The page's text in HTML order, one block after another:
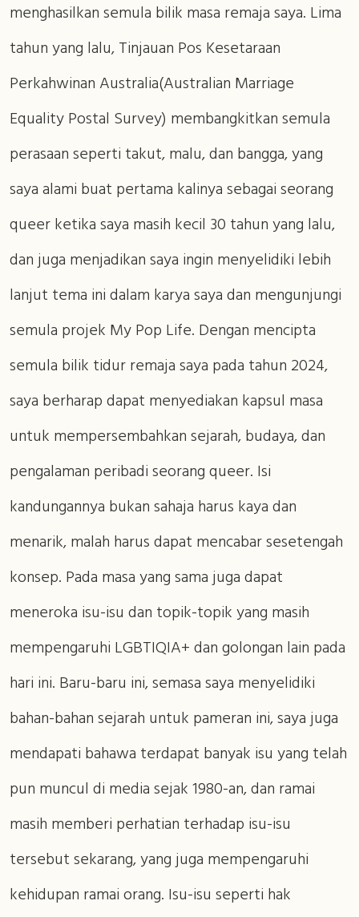
menghasilkan semula bilik masa remaja saya. Lima
tahun yang lalu, Tinjauan Pos Kesetaraan
Perkahwinan Australia(Australian Marriage
Equality Postal Survey) membangkitkan semula
perasaan seperti takut, malu, dan bangga, yang
saya alami buat pertama kalinya sebagai seorang
queer ketika saya masih kecil 30 tahun yang lalu,
dan juga menjadikan saya ingin menyelidiki lebih
lanjut tema ini dalam karya saya dan mengunjungi
semula projek My Pop Life. Dengan mencipta
semula bilik tidur remaja saya pada tahun 2024,
saya berharap dapat menyediakan kapsul masa
untuk mempersembahkan sejarah, budaya, dan
pengalaman peribadi seorang queer. Isi
kandungannya bukan sahaja harus kaya dan
menarik, malah harus dapat mencabar sesetengah
konsep. Pada masa yang sama juga dapat
meneroka isu-isu dan topik-topik yang masih
mempengaruhi LGBTIQIA+ dan golongan lain pada
hari ini. Baru-baru ini, semasa saya menyelidiki
bahan-bahan sejarah untuk pameran ini, saya juga
mendapati bahawa terdapat banyak isu yang telah
pun muncul di media sejak 1980-an, dan ramai
masih memberi perhatian terhadap isu-isu
tersebut sekarang, yang juga mempengaruhi
kehidupan ramai orang. Isu-isu seperti hak